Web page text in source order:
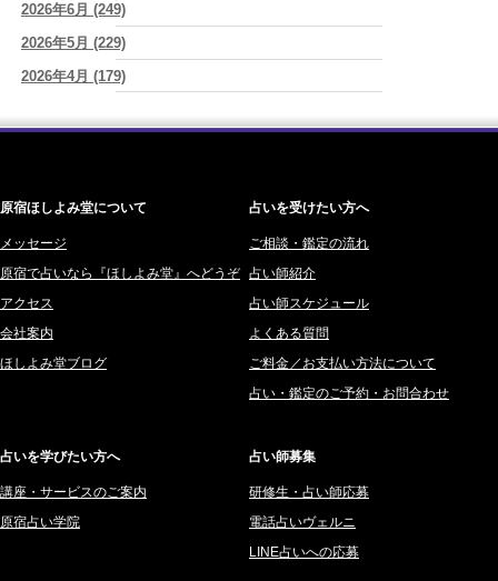
ぐり)
2026/08/07
新しいことに触れると、自分の中の回路がひらく｜好奇心を持ち続け
る楽しさ (美月マーシャ)
2026/08/07
ワカリミ (1)
神楽峰ヴィスカ (10)
赤羽うさぎ (341)
橘メルロ (7)
鈴喜みわこ (8)
鯖ノ実 ソニン (19)
愛音ソナタ (16)
紫村 明世 (34)
サーペント (92)
さてら (94)
2026年6月 (249)
2026年5月 (229)
2026年4月 (179)
2025年12月 (201)
2025年11月 (252)
2025年10月 (242)
2025年9月 (196)
2025年8月 (182)
原宿ほしよみ堂について
メッセージ
原宿で占いなら『ほしよみ堂』へどうぞ
アクセス
会社案内
ほしよみ堂ブログ
占いを受けたい方へ
ご相談・鑑定の流れ
占い師紹介
占い師スケジュール
よくある質問
ご料金／お支払い方法について
占い・鑑定のご予約・お問合わせ
占いを学びたい方へ
講座・サービスのご案内
原宿占い学院
占い師募集
研修生・占い師応募
電話占いヴェルニ
LINE占いへの応募